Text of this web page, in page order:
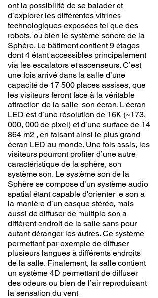
ont la possibilité de se balader et
d’explorer les différentes vitrines
technologiques exposées tel que des
robots, ou bien le système sonore de la
Sphère. Le bâtiment contient 9 étages
dont 4 étant accessibles principalement
via les escalators et ascenseurs. C’est
une fois arrivé dans la salle d’une
capacité de 17 500 places assises, que
les visiteurs feront face à la véritable
attraction de la salle, son écran. L'écran
LED est d’une résolution de 16K (~173,
000, 000 de pixel) et d’une surface de 14
864 m2 , en faisant ainsi le plus grand
écran LED au monde. Une fois assis, les
visiteurs pourront profiter d’une autre
caractéristique de la sphère, son
système son. Le système son de la
Sphère se compose d’un système audio
spatial étant capable d'orienter le son a
la manière d’un casque stéréo, mais
aussi de diffuser de multiple son a
différent endroit de la salle sans pour
autant déranger les autres. Ce système
permettant par exemple de diffuser
plusieurs langues à différents endroits
de la salle. Finalement, la salle contient
un système 4D permettant de diffuser
des odeurs ou bien de l’air reproduisant
la sensation du vent.​